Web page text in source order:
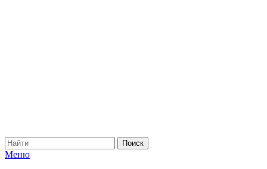
Меню